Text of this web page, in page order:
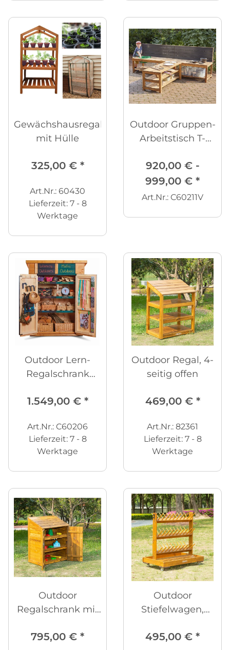
Gewächshausregal
mit Hülle
325,00 € *
Art.Nr.: 60430
Lieferzeit: 7 - 8
Werktage
Outdoor Gruppen-
Arbeitstisch T-
920,00 € -
999,00 € *
Art.Nr.: C60211V
Outdoor Lern-
Regalschrank
1.549,00 € *
Art.Nr.: C60206
Lieferzeit: 7 - 8
Werktage
Outdoor Regal, 4-
seitig offen
469,00 € *
Art.Nr.: 82361
Lieferzeit: 7 - 8
Werktage
Outdoor
Regalschrank mit
795,00 € *
Outdoor
Stiefelwagen,
495,00 € *